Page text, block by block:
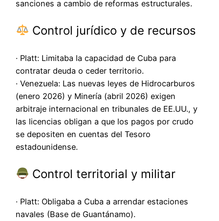
sanciones a cambio de reformas estructurales.
Control jurídico y de recursos
· Platt: Limitaba la capacidad de Cuba para
contratar deuda o ceder territorio.
· Venezuela: Las nuevas leyes de Hidrocarburos
(enero 2026) y Minería (abril 2026) exigen
arbitraje internacional en tribunales de EE.UU., y
las licencias obligan a que los pagos por crudo
se depositen en cuentas del Tesoro
estadounidense.
Control territorial y militar
· Platt: Obligaba a Cuba a arrendar estaciones
navales (Base de Guantánamo).